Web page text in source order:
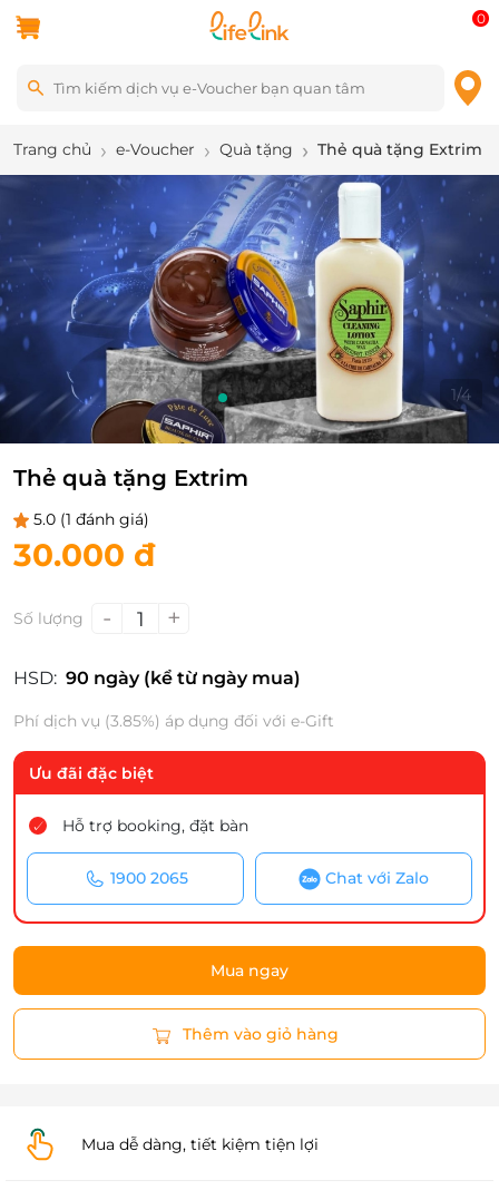
0
Trang chủ e-Voucher Quà tặng Thẻ quà tặng Extrim
1/4
Thẻ quà tặng Extrim
5.0 (1 đánh giá)
30.000 đ
Số lượng - 1 +
HSD: 90 ngày (kể từ ngày mua)
Phí dịch vụ (3.85%) áp dụng đối với e-Gift
Ưu đãi đặc biệt
Hỗ trợ booking, đặt bàn
1900 2065 Chat với Zalo
Mua ngay
Thêm vào giỏ hàng
Mua dễ dàng, tiết kiệm tiện lợi